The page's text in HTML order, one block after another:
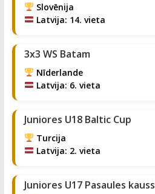
Slovēnija
Latvija: 14. vieta
3x3 WS Batam
Nīderlande
Latvija: 6. vieta
Juniores U18 Baltic Cup
Turcija
Latvija: 2. vieta
Juniores U17 Pasaules kauss